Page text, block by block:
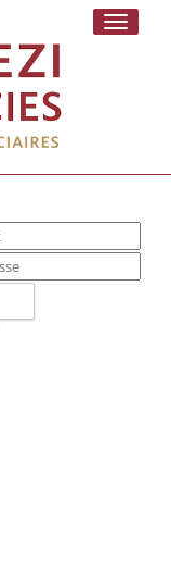
Toggle